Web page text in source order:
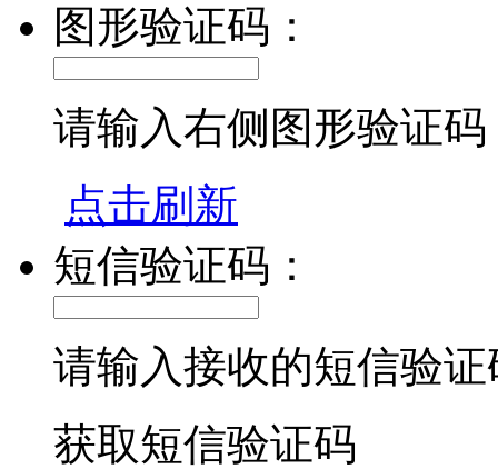
图形验证码：
请输入右侧图形验证码
点击刷新
短信验证码：
请输入接收的短信验证
获取短信验证码